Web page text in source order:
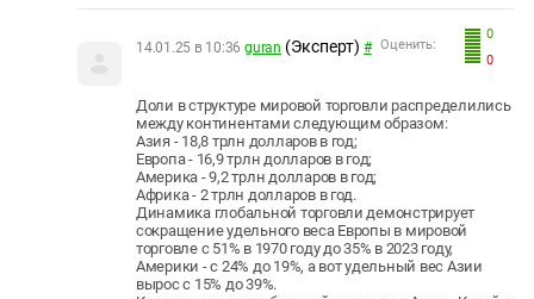
0
0
Оценить:
14.01.25 в 10:36 guran (Эксперт) #
Доли в структуре мировой торговли распределились
между континентами следующим образом:
Азия - 18,8 трлн долларов в год;
Европа - 16,9 трлн долларов в год;
Америка - 9,2 трлн долларов в год;
Африка - 2 трлн долларов в год.
Динамика глобальной торговли демонстрирует
сокращение удельного веса Европы в мировой
торговле с 51% в 1970 году до 35% в 2023 году,
Америки - с 24% до 19%, а вот удельный вес Азии
вырос с 15% до 39%.